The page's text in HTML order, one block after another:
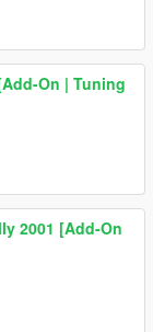
On | Tuning
2001 [Add-On